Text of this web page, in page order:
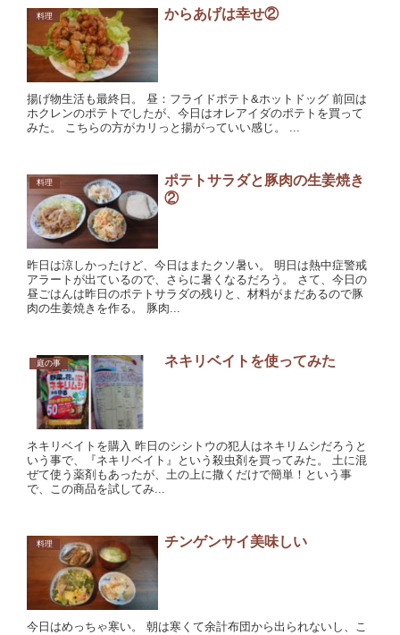
料理 からあげは幸せ②
揚げ物生活も最終日。 昼：フライドポテト&ホットドッグ 前回は
ホクレンのポテトでしたが、今日はオレアイダのポテトを買って
みた。 こちらの方がカリっと揚がっていい感じ。 ...
料理
ポテトサラダと豚肉の生姜焼き
②
昨日は涼しかったけど、今日はまたクソ暑い。 明日は熱中症警戒
アラートが出ているので、さらに暑くなるだろう。 さて、今日の
昼ごはんは昨日のポテトサラダの残りと、材料がまだあるので豚
肉の生姜焼きを作る。 豚肉...
庭の事 ネキリベイトを使ってみた
ネキリベイトを購入 昨日のシシトウの犯人はネキリムシだろうと
いう事で、『ネキリベイト』という殺虫剤を買ってみた。 土に混
ぜて使う薬剤もあったが、土の上に撒くだけで簡単！という事
で、この商品を試してみ...
料理 チンゲンサイ美味しい
今日はめっちゃ寒い。 朝は寒くて余計布団から出られないし、こ